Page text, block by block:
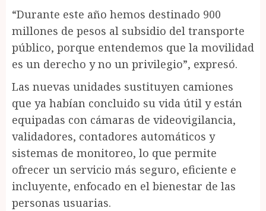
“Durante este año hemos destinado 900
millones de pesos al subsidio del transporte
público, porque entendemos que la movilidad
es un derecho y no un privilegio”, expresó.
Las nuevas unidades sustituyen camiones
que ya habían concluido su vida útil y están
equipadas con cámaras de videovigilancia,
validadores, contadores automáticos y
sistemas de monitoreo, lo que permite
ofrecer un servicio más seguro, eficiente e
incluyente, enfocado en el bienestar de las
personas usuarias.